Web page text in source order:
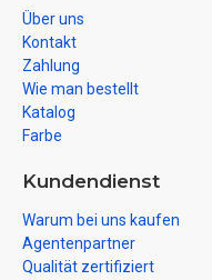
Über uns
Kontakt
Zahlung
Wie man bestellt
Katalog
Farbe
Kundendienst
Warum bei uns kaufen
Agentenpartner
Qualität zertifiziert